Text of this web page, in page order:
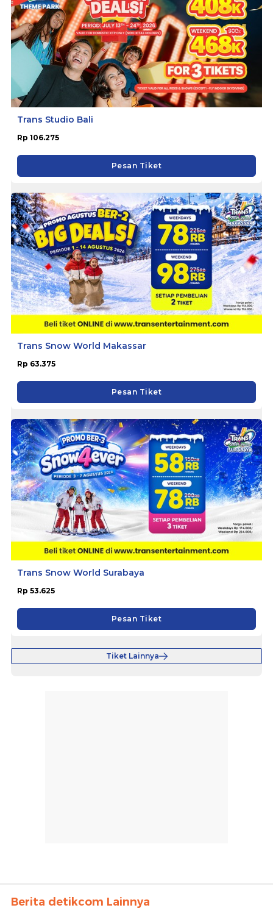
Trans Studio Bali
Rp 106.275
Pesan Tiket
Trans Snow World Makassar
Rp 63.375
Pesan Tiket
Trans Snow World Surabaya
Rp 53.625
Pesan Tiket
Tiket Lainnya
Berita detikcom Lainnya